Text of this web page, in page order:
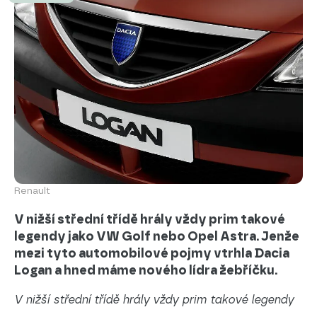
Renault
V nižší střední třídě hrály vždy prim takové
legendy jako VW Golf nebo Opel Astra. Jenže
mezi tyto automobilové pojmy vtrhla Dacia
Logan a hned máme nového lídra žebříčku.
V nižší střední třídě hrály vždy prim takové legendy